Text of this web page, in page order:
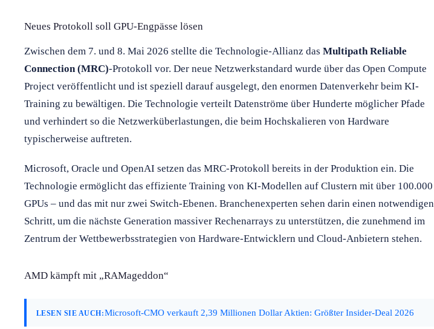
Neues Protokoll soll GPU-Engpässe lösen
Zwischen dem 7. und 8. Mai 2026 stellte die Technologie-Allianz das Multipath Reliable
Connection (MRC)-Protokoll vor. Der neue Netzwerkstandard wurde über das Open Compute
Project veröffentlicht und ist speziell darauf ausgelegt, den enormen Datenverkehr beim KI-
Training zu bewältigen. Die Technologie verteilt Datenströme über Hunderte möglicher Pfade
und verhindert so die Netzwerküberlastungen, die beim Hochskalieren von Hardware
typischerweise auftreten.
Microsoft, Oracle und OpenAI setzen das MRC-Protokoll bereits in der Produktion ein. Die
Technologie ermöglicht das effiziente Training von KI-Modellen auf Clustern mit über 100.000
GPUs – und das mit nur zwei Switch-Ebenen. Branchenexperten sehen darin einen notwendigen
Schritt, um die nächste Generation massiver Rechenarrays zu unterstützen, die zunehmend im
Zentrum der Wettbewerbsstrategien von Hardware-Entwicklern und Cloud-Anbietern stehen.
AMD kämpft mit „RAMageddon“
LESEN SIE AUCH:Microsoft-CMO verkauft 2,39 Millionen Dollar Aktien: Größter Insider-Deal 2026